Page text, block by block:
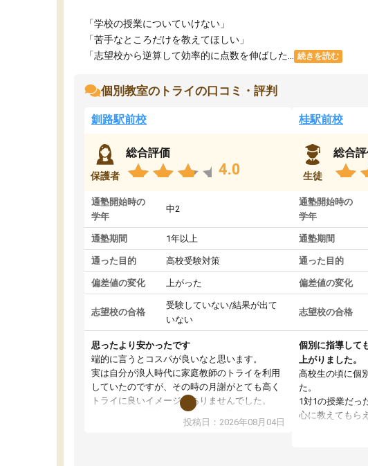
「学校の授業についていけない」​
「苦手なところだけを教えてほしい」​
「志望校から逆算して効率的に点数を伸ばした...
続きを読む
個別教室のトライの口コミ・評判
釧路駅前校
保護者
総合評価
4.0
通塾開始時の
学年
中2
通塾期間 1年以上
通った目的 高校受験対策
偏差値の変化 上がった
志望校の合格
受験していない/結果が出て
いない
思ったより安かったです
端的に言うとコスパが良いなと思います。
実は自分が浪人時代に家庭教師のトライを利用
していたのですが、その時の月謝がとても高く
トライに良いイメージがありませんでした。
なので、少し不安だったのですが子供がどうし
ても行きたいと言うので利用し始めた形です。
投稿日：2026年08月04日
桂駅前校
生徒
総合
通塾開始時の
学年
通塾期間
通った目的
偏差値の変化
志望校の合格
個別に指導して
上がりました。
高校生の頃に個
た。
1対1の授業だっ
心に教えてもら
わからないとこ
解できるまで